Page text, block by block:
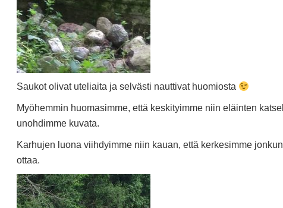
Saukot olivat uteliaita ja selvästi nauttivat huomiosta
Myöhemmin huomasimme, että keskityimme niin eläinten
unohdimme kuvata.
Karhujen luona viihdyimme niin kauan, että kerkesimme
ottaa.